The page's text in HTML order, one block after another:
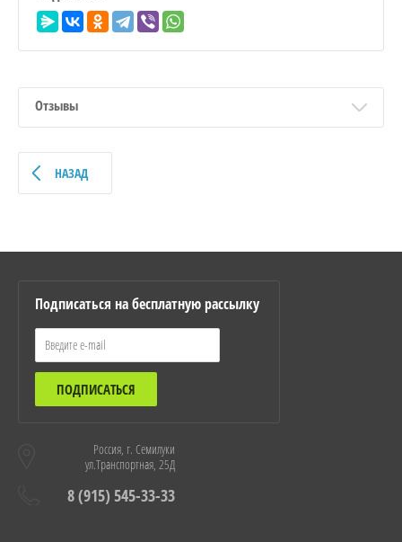
Отзывы
НАЗАД
Подписаться на бесплатную рассылку
ПОДПИСАТЬСЯ
Россия, г. Семилуки
ул.Транспортная, 25Д
8 (915) 545-33-33